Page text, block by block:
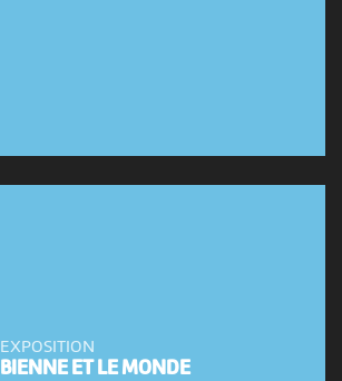
EXPOSITION
BIENNE ET LE MONDE